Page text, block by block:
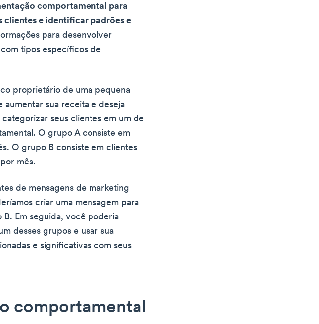
comportamental para
clientes e identificar padrões e
para desenvolver
tipos específicos de
proprietário de uma pequena
aumentar sua receita e deseja
seus clientes em um de
O grupo A consiste em
O grupo B consiste em clientes
mês.
de mensagens de marketing
criar uma mensagem para
Em seguida, você poderia
desses grupos e usar sua
e significativas com seus
comportamental